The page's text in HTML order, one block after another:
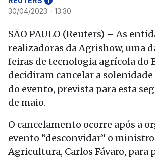
30/04/2023 - 13:30
SÃO PAULO (Reuters) – As
realizadoras da Agrishow, uma
feiras de tecnologia agrícola do
decidiram cancelar a
do evento, prevista para esta
de maio.
O cancelamento ocorre após a
evento “desconvidar” o
Agricultura, Carlos Fávaro, para